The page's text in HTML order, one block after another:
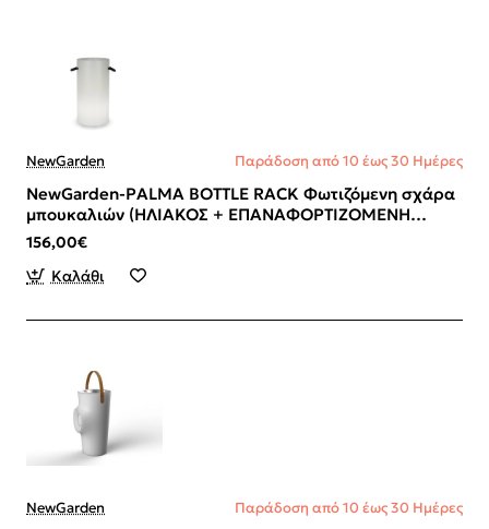
NewGarden Παράδοση από 10 έως 30 Ημέρες
NewGarden-PALMA BOTTLE RACK Φωτιζόμενη σχάρα
μπουκαλιών (ΗΛΙΑΚΟΣ + ΕΠΑΝΑΦΟΡΤΙΖΟΜΕΝΗ
ΜΠΑΤΑΡΙΑ)
156,00€
Καλάθι
NewGarden Παράδοση από 10 έως 30 Ημέρες